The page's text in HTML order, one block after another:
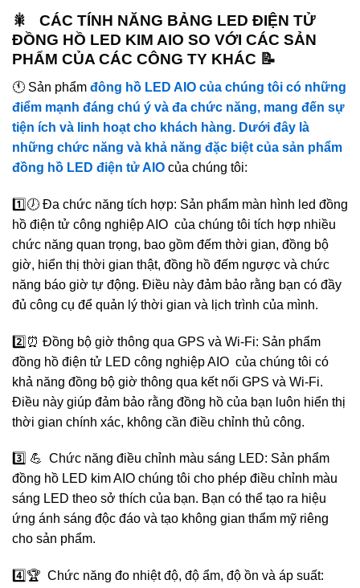
🎇 CÁC TÍNH NĂNG BẢNG LED ĐIỆN TỬ
ĐỒNG HỒ LED KIM AIO SO VỚI CÁC SẢN
PHẨM CỦA CÁC CÔNG TY KHÁC 📝
🕚 Sản phẩm đông hồ LED AIO của chúng tôi có những
điểm mạnh đáng chú ý và đa chức năng, mang đến sự
tiện ích và linh hoạt cho khách hàng. Dưới đây là
những chức năng và khả năng đặc biệt của sản phẩm
đồng hồ LED điện tử AIO của chúng tôi:
1️⃣🕖 Đa chức năng tích hợp: Sản phẩm màn hình led đồng
hồ điện tử công nghiệp AIO của chúng tôi tích hợp nhiều
chức năng quan trọng, bao gồm đếm thời gian, đồng bộ
giờ, hiển thị thời gian thật, đồng hồ đếm ngược và chức
năng báo giờ tự động. Điều này đảm bảo rằng bạn có đầy
đủ công cụ để quản lý thời gian và lịch trình của mình.
2️⃣⏰ Đồng bộ giờ thông qua GPS và Wi-Fi: Sản phẩm
đồng hồ điện tử LED công nghiệp AIO của chúng tôi có
khả năng đồng bộ giờ thông qua kết nối GPS và Wi-Fi.
Điều này giúp đảm bảo rằng đồng hồ của bạn luôn hiển thị
thời gian chính xác, không cần điều chỉnh thủ công.
3️⃣ 💪 Chức năng điều chỉnh màu sáng LED: Sản phẩm
đồng hồ LED kim AIO chúng tôi cho phép điều chỉnh màu
sáng LED theo sở thích của bạn. Bạn có thể tạo ra hiệu
ứng ánh sáng độc đáo và tạo không gian thẩm mỹ riêng
cho sản phẩm.
4️⃣🏆 Chức năng đo nhiệt độ, độ ẩm, độ ồn và áp suất: